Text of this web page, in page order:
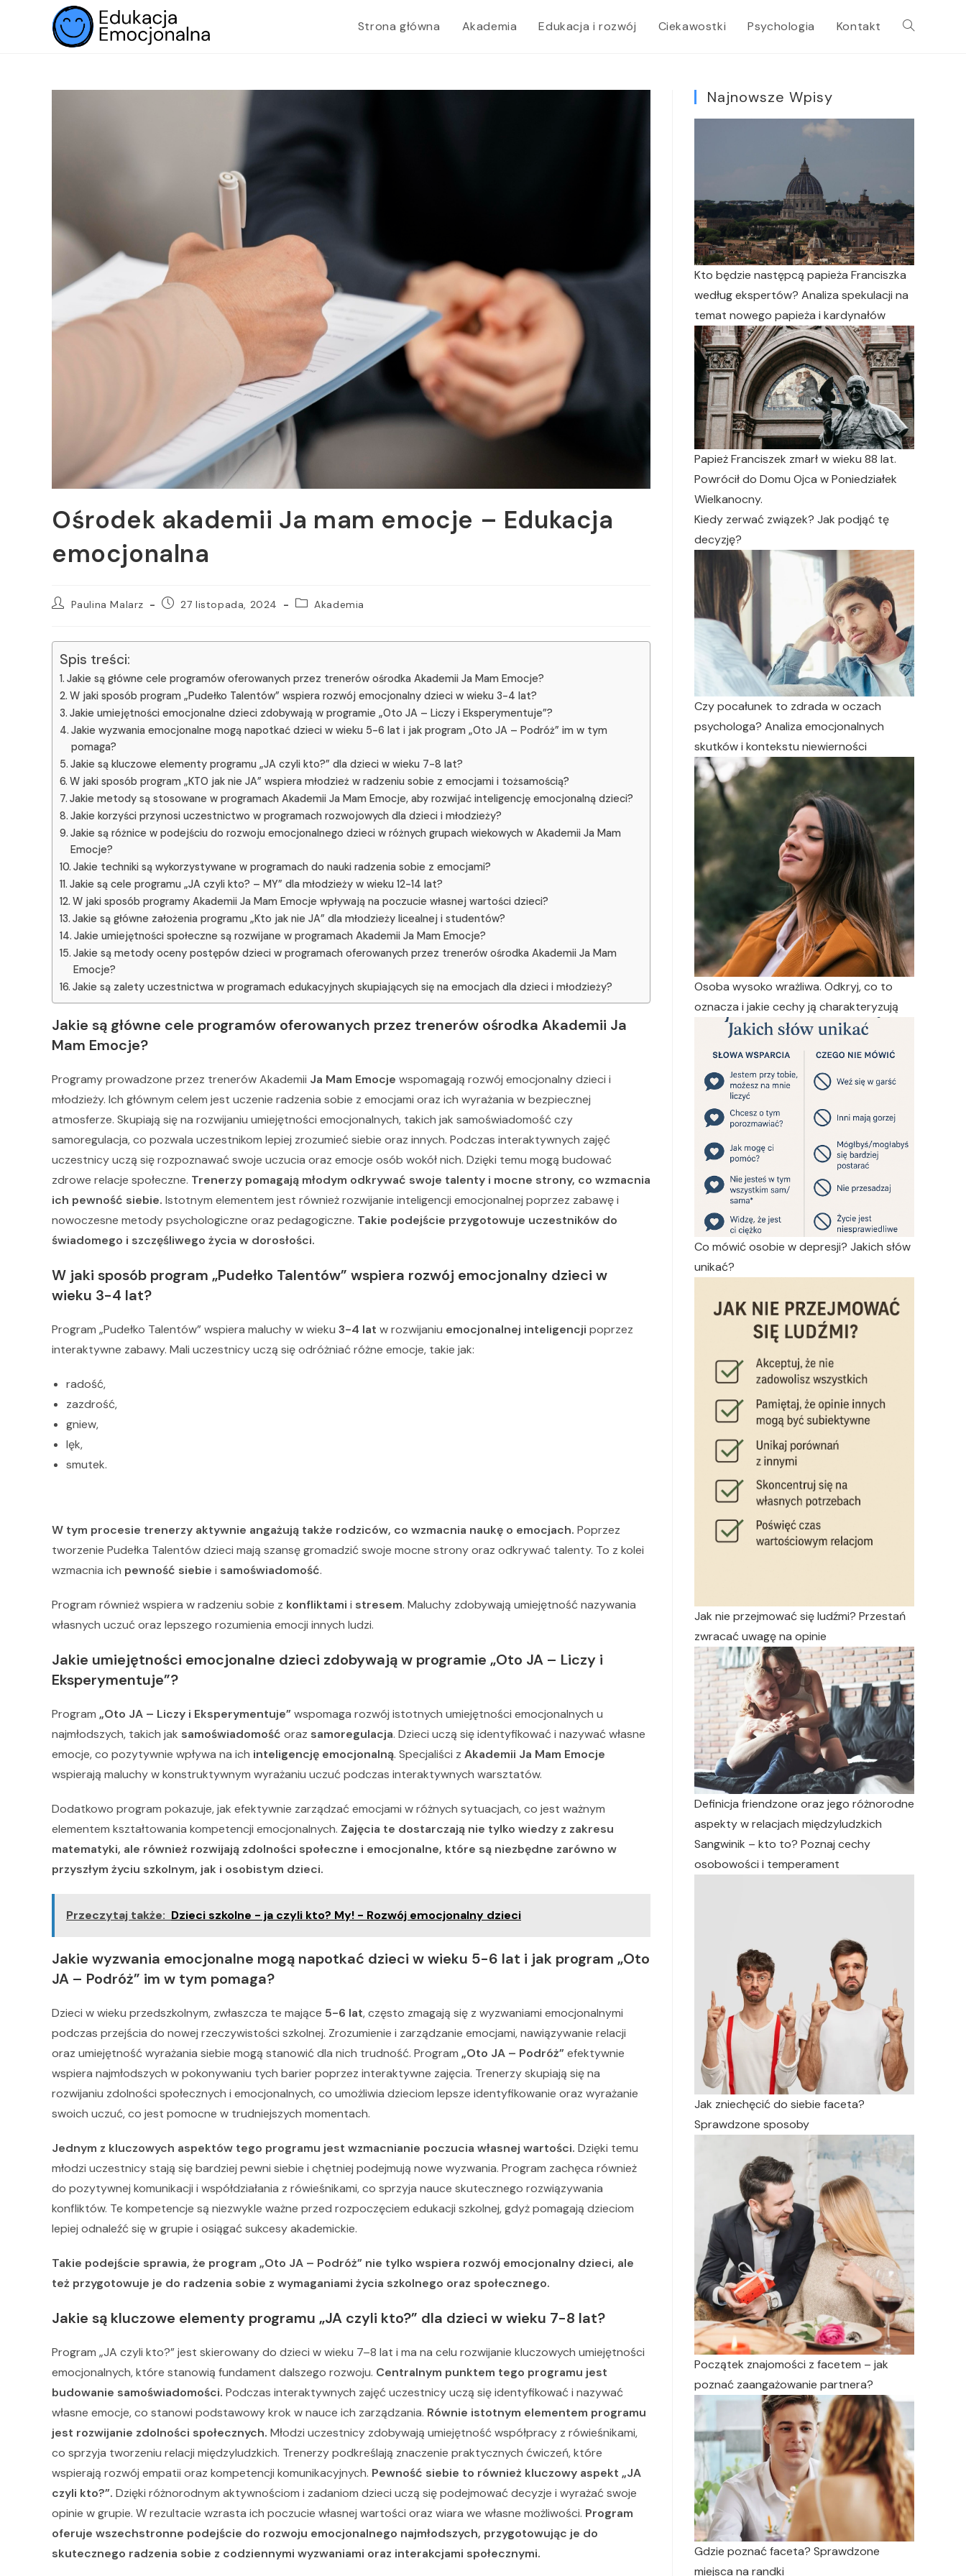
Strona główna Akademia Edukacja i rozwój Ciekawostki Psychologia Kontakt
Ośrodek akademii Ja mam emocje – Edukacja
emocjonalna
Paulina Malarz 27 listopada, 2024 Akademia
Spis treści:
Jakie są główne cele programów oferowanych przez trenerów ośrodka Akademii Ja Mam Emocje?
W jaki sposób program „Pudełko Talentów” wspiera rozwój emocjonalny dzieci w wieku 3-4 lat?
Jakie umiejętności emocjonalne dzieci zdobywają w programie „Oto JA – Liczy i Eksperymentuje”?
Jakie wyzwania emocjonalne mogą napotkać dzieci w wieku 5-6 lat i jak program „Oto JA – Podróż” im w tym
pomaga?
Jakie są kluczowe elementy programu „JA czyli kto?” dla dzieci w wieku 7-8 lat?
W jaki sposób program „KTO jak nie JA” wspiera młodzież w radzeniu sobie z emocjami i tożsamością?
Jakie metody są stosowane w programach Akademii Ja Mam Emocje, aby rozwijać inteligencję emocjonalną dzieci?
Jakie korzyści przynosi uczestnictwo w programach rozwojowych dla dzieci i młodzieży?
Jakie są różnice w podejściu do rozwoju emocjonalnego dzieci w różnych grupach wiekowych w Akademii Ja Mam
Emocje?
Jakie techniki są wykorzystywane w programach do nauki radzenia sobie z emocjami?
Jakie są cele programu „JA czyli kto? – MY” dla młodzieży w wieku 12-14 lat?
W jaki sposób programy Akademii Ja Mam Emocje wpływają na poczucie własnej wartości dzieci?
Jakie są główne założenia programu „Kto jak nie JA” dla młodzieży licealnej i studentów?
Jakie umiejętności społeczne są rozwijane w programach Akademii Ja Mam Emocje?
Jakie są metody oceny postępów dzieci w programach oferowanych przez trenerów ośrodka Akademii Ja Mam
Emocje?
Jakie są zalety uczestnictwa w programach edukacyjnych skupiających się na emocjach dla dzieci i młodzieży?
Jakie są główne cele programów oferowanych przez trenerów ośrodka Akademii Ja
Mam Emocje?
Programy prowadzone przez trenerów Akademii Ja Mam Emocje wspomagają rozwój emocjonalny dzieci i
młodzieży. Ich głównym celem jest uczenie radzenia sobie z emocjami oraz ich wyrażania w bezpiecznej
atmosferze. Skupiają się na rozwijaniu umiejętności emocjonalnych, takich jak samoświadomość czy
samoregulacja, co pozwala uczestnikom lepiej zrozumieć siebie oraz innych. Podczas interaktywnych zajęć
uczestnicy uczą się rozpoznawać swoje uczucia oraz emocje osób wokół nich. Dzięki temu mogą budować
zdrowe relacje społeczne. Trenerzy pomagają młodym odkrywać swoje talenty i mocne strony, co wzmacnia
ich pewność siebie. Istotnym elementem jest również rozwijanie inteligencji emocjonalnej poprzez zabawę i
nowoczesne metody psychologiczne oraz pedagogiczne. Takie podejście przygotowuje uczestników do
świadomego i szczęśliwego życia w dorosłości.
W jaki sposób program „Pudełko Talentów” wspiera rozwój emocjonalny dzieci w
wieku 3-4 lat?
Program „Pudełko Talentów” wspiera maluchy w wieku 3-4 lat w rozwijaniu emocjonalnej inteligencji poprzez
interaktywne zabawy. Mali uczestnicy uczą się odróżniać różne emocje, takie jak:
radość,
zazdrość,
gniew,
lęk,
smutek.
W tym procesie trenerzy aktywnie angażują także rodziców, co wzmacnia naukę o emocjach. Poprzez
tworzenie Pudełka Talentów dzieci mają szansę gromadzić swoje mocne strony oraz odkrywać talenty. To z kolei
wzmacnia ich pewność siebie i samoświadomość.
Program również wspiera w radzeniu sobie z konfliktami i stresem. Maluchy zdobywają umiejętność nazywania
własnych uczuć oraz lepszego rozumienia emocji innych ludzi.
Jakie umiejętności emocjonalne dzieci zdobywają w programie „Oto JA – Liczy i
Eksperymentuje”?
Program „Oto JA – Liczy i Eksperymentuje”wspomaga rozwój istotnych umiejętności emocjonalnych u
najmłodszych, takich jak samoświadomość oraz samoregulacja. Dzieci uczą się identyfikować i nazywać własne
emocje, co pozytywnie wpływa na ich inteligencję emocjonalną. Specjaliści z Akademii Ja Mam Emocje
wspierają maluchy w konstruktywnym wyrażaniu uczuć podczas interaktywnych warsztatów.
Dodatkowo program pokazuje, jak efektywnie zarządzać emocjami w różnych sytuacjach, co jest ważnym
elementem kształtowania kompetencji emocjonalnych. Zajęcia te dostarczają nie tylko wiedzy z zakresu
matematyki, ale również rozwijają zdolności społeczne i emocjonalne, które są niezbędne zarówno w
przyszłym życiu szkolnym, jak i osobistym dzieci.
Przeczytaj także: Dzieci szkolne - ja czyli kto? My! - Rozwój emocjonalny dzieci
Jakie wyzwania emocjonalne mogą napotkać dzieci w wieku 5-6 lat i jak program „Oto
JA – Podróż” im w tym pomaga?
Dzieci w wieku przedszkolnym, zwłaszcza te mające 5-6 lat, często zmagają się z wyzwaniami emocjonalnymi
podczas przejścia do nowej rzeczywistości szkolnej. Zrozumienie i zarządzanie emocjami, nawiązywanie relacji
oraz umiejętność wyrażania siebie mogą stanowić dla nich trudność. Program „Oto JA – Podróż”efektywnie
wspiera najmłodszych w pokonywaniu tych barier poprzez interaktywne zajęcia. Trenerzy skupiają się na
rozwijaniu zdolności społecznych i emocjonalnych, co umożliwia dzieciom lepsze identyfikowanie oraz wyrażanie
swoich uczuć, co jest pomocne w trudniejszych momentach.
Jednym z kluczowych aspektów tego programu jest wzmacnianie poczucia własnej wartości. Dzięki temu
młodzi uczestnicy stają się bardziej pewni siebie i chętniej podejmują nowe wyzwania. Program zachęca również
do pozytywnej komunikacji i współdziałania z rówieśnikami, co sprzyja nauce skutecznego rozwiązywania
konfliktów. Te kompetencje są niezwykle ważne przed rozpoczęciem edukacji szkolnej, gdyż pomagają dzieciom
lepiej odnaleźć się w grupie i osiągać sukcesy akademickie.
Takie podejście sprawia, że program „Oto JA – Podróż” nie tylko wspiera rozwój emocjonalny dzieci, ale
też przygotowuje je do radzenia sobie z wymaganiami życia szkolnego oraz społecznego.
Jakie są kluczowe elementy programu „JA czyli kto?” dla dzieci w wieku 7-8 lat?
Program „JA czyli kto?” jest skierowany do dzieci w wieku 7–8 lat i ma na celu rozwijanie kluczowych umiejętności
emocjonalnych, które stanowią fundament dalszego rozwoju. Centralnym punktem tego programu jest
budowanie samoświadomości. Podczas interaktywnych zajęć uczestnicy uczą się identyfikować i nazywać
własne emocje, co stanowi podstawowy krok w nauce ich zarządzania. Równie istotnym elementem programu
jest rozwijanie zdolności społecznych. Młodzi uczestnicy zdobywają umiejętność współpracy z rówieśnikami,
co sprzyja tworzeniu relacji międzyludzkich. Trenerzy podkreślają znaczenie praktycznych ćwiczeń, które
wspierają rozwój empatii oraz kompetencji komunikacyjnych. Pewność siebie to również kluczowy aspekt „JA
czyli kto?”. Dzięki różnorodnym aktywnościom i zadaniom dzieci uczą się podejmować decyzje i wyrażać swoje
opinie w grupie. W rezultacie wzrasta ich poczucie własnej wartości oraz wiara we własne możliwości. Program
oferuje wszechstronne podejście do rozwoju emocjonalnego najmłodszych, przygotowując je do
skutecznego radzenia sobie z codziennymi wyzwaniami oraz interakcjami społecznymi.
Najnowsze Wpisy
Kto będzie następcą papieża Franciszka
według ekspertów? Analiza spekulacji na
temat nowego papieża i kardynałów
Papież Franciszek zmarł w wieku 88 lat.
Powrócił do Domu Ojca w Poniedziałek
Wielkanocny.
Kiedy zerwać związek? Jak podjąć tę
decyzję?
Czy pocałunek to zdrada w oczach
psychologa? Analiza emocjonalnych
skutków i kontekstu niewierności
Osoba wysoko wrażliwa. Odkryj, co to
oznacza i jakie cechy ją charakteryzują
Co mówić osobie w depresji? Jakich słów
unikać?
Jak nie przejmować się ludźmi? Przestań
zwracać uwagę na opinie
Definicja friendzone oraz jego różnorodne
aspekty w relacjach międzyludzkich
Sangwinik – kto to? Poznaj cechy
osobowości i temperament
Jak zniechęcić do siebie faceta?
Sprawdzone sposoby
Początek znajomości z facetem – jak
poznać zaangażowanie partnera?
Gdzie poznać faceta? Sprawdzone
miejsca na randki